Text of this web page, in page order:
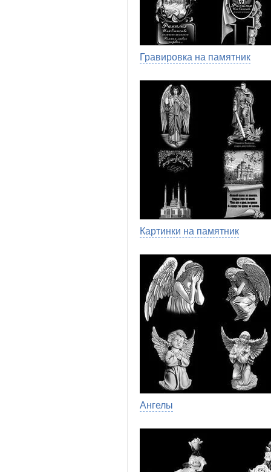
Гравировка на памятник
Картинки на памятник
Ангелы